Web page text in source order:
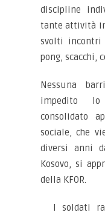
discipline
tante attività
svolti incontri
pong, scacchi,
Nessuna
impedito
consolidato
sociale, che
diversi anni
Kosovo, si
della KFOR.
I soldati